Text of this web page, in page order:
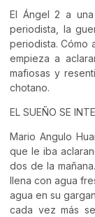
El Ángel 2 a
periodista, la
periodista. Cómo
empieza a
mafiosas y
chotano.
EL SUEÑO SE
Mario Angulo
que le iba
dos de la
llena con agua
agua en su
cada vez más